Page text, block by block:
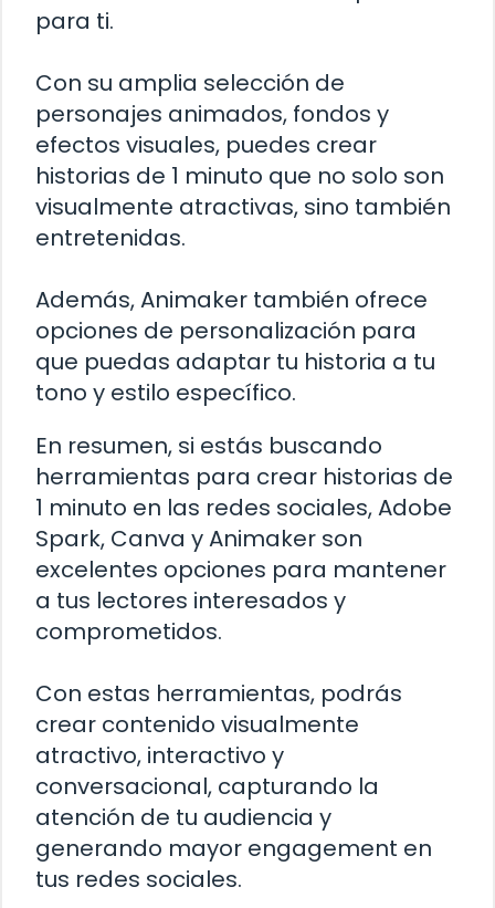
para ti.
Con su amplia selección de
personajes animados, fondos y
efectos visuales, puedes crear
historias de 1 minuto que no solo son
visualmente atractivas, sino también
entretenidas.
Además, Animaker también ofrece
opciones de personalización para
que puedas adaptar tu historia a tu
tono y estilo específico.
En resumen, si estás buscando
herramientas para crear historias de
1 minuto en las redes sociales, Adobe
Spark, Canva y Animaker son
excelentes opciones para mantener
a tus lectores interesados y
comprometidos.
Con estas herramientas, podrás
crear contenido visualmente
atractivo, interactivo y
conversacional, capturando la
atención de tu audiencia y
generando mayor engagement en
tus redes sociales.